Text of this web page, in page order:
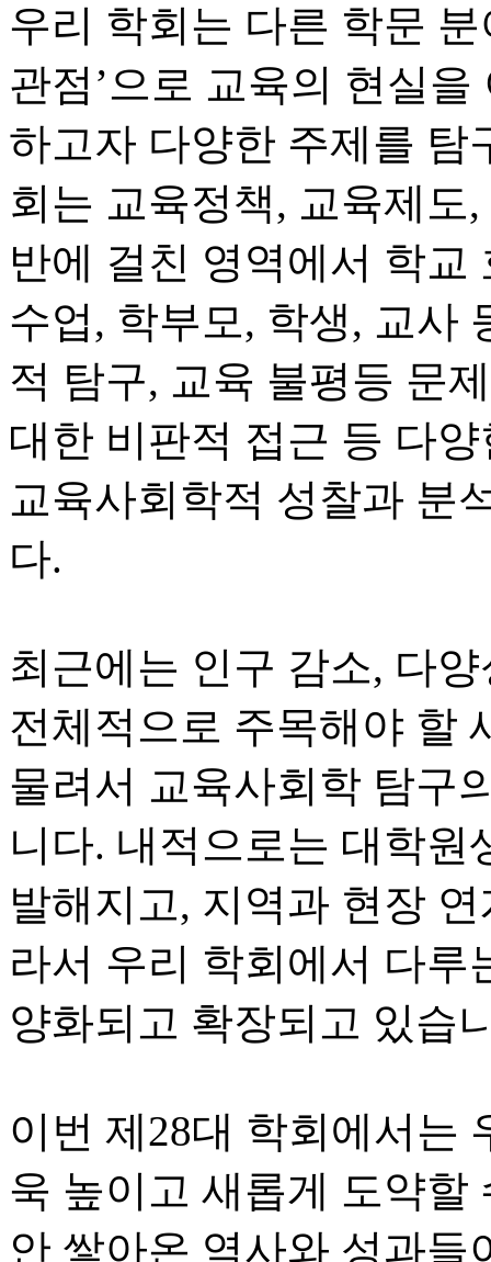
우리 학회는 다른 학문
관점’으로 교육의 현실
하고자 다양한 주제를 탐
회는 교육정책, 교육제도
반에 걸친 영역에서 학교
수업, 학부모, 학생, 교사
적 탐구, 교육 불평등 문
대한 비판적 접근 등 다
교육사회학적 성찰과 분
다.
최근에는 인구 감소, 다
전체적으로 주목해야 할
물려서 교육사회학 탐구
니다. 내적으로는 대학
발해지고, 지역과 현장
라서 우리 학회에서 다루
양화되고 확장되고 있습
이번 제28대 학회에서는
욱 높이고 새롭게 도약할
안 쌓아온 역사와 성과들